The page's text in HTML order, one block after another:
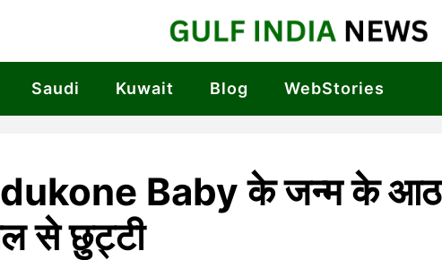
Saudi Kuwait Blog WebStories
Baby के जन्म के आठ
से छुट्टी